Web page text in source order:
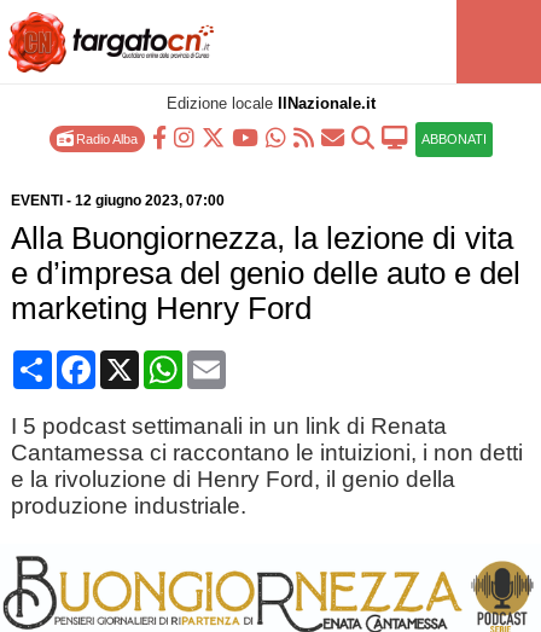
Edizione locale IlNazionale.it
Radio Alba ABBONATI
EVENTI - 12 giugno 2023, 07:00
Alla Buongiornezza, la lezione di vita
e d’impresa del genio delle auto e del
marketing Henry Ford
CondividiFacebook
X WhatsApp
Email
I 5 podcast settimanali in un link di Renata
Cantamessa ci raccontano le intuizioni, i non detti
e la rivoluzione di Henry Ford, il genio della
produzione industriale.